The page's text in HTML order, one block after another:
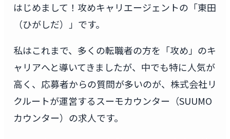
はじめまして！攻めキャリエージェントの「東田
（ひがしだ）」です。
私はこれまで、多くの転職者の方を「攻め」のキ
ャリアへと導いてきましたが、中でも特に人気が
高く、応募者からの質問が多いのが、株式会社リ
クルートが運営するスーモカウンター（SUUMO
カウンター）の求人です。